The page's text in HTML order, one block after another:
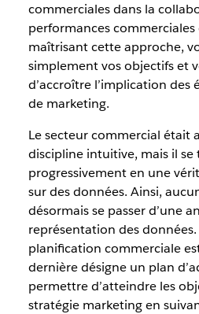
commerciales dans la
performances commerciales
maîtrisant cette approche,
simplement vos objectifs et
d’accroître l’implication des
de marketing.
Le secteur commercial était
discipline intuitive, mais il se
progressivement en une
sur des données. Ainsi,
désormais se passer d’une
représentation des données.
planification commerciale
dernière désigne un plan
permettre d’atteindre les
stratégie marketing en